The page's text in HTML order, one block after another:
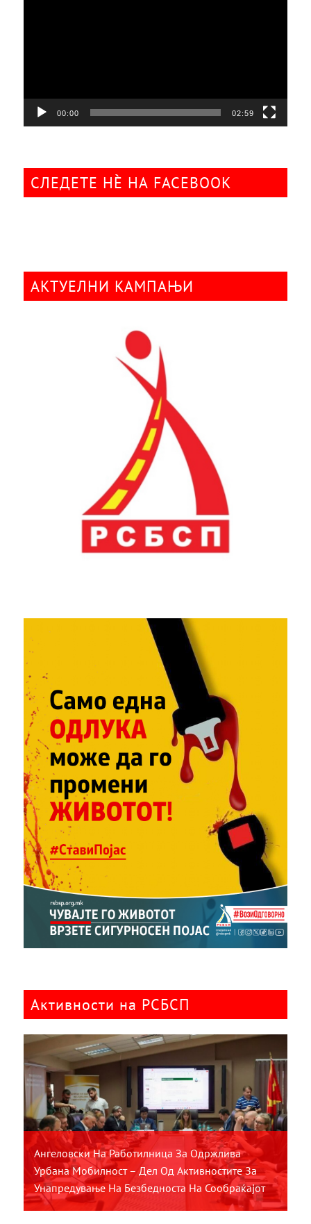
00:00 02:59
СЛЕДЕТЕ НÈ НА FACEBOOK
АКТУЕЛНИ КАМПАЊИ
Активности на РСБСП
Ангеловски На Работилница За Одржлива
Урбана Мобилност – Дел Од Активностите За
Унапредување На Безбедноста На Сообраќајот